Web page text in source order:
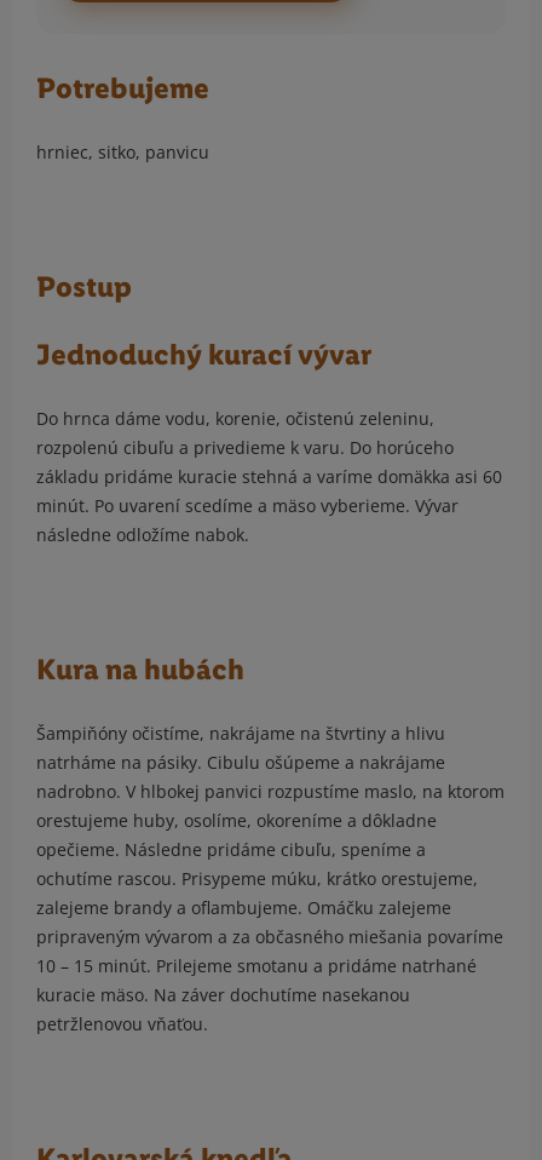
Potrebujeme
hrniec, sitko, panvicu
Postup
Jednoduchý kurací vývar
Do hrnca dáme vodu, korenie, očistenú zeleninu,
rozpolenú cibuľu a privedieme k varu. Do horúceho
základu pridáme kuracie stehná a varíme domäkka asi 60
minút. Po uvarení scedíme a mäso vyberieme. Vývar
následne odložíme nabok.
Kura na hubách
Šampiňóny očistíme, nakrájame na štvrtiny a hlivu
natrháme na pásiky. Cibulu ošúpeme a nakrájame
nadrobno. V hlbokej panvici rozpustíme maslo, na ktorom
orestujeme huby, osolíme, okoreníme a dôkladne
opečieme. Následne pridáme cibuľu, speníme a
ochutíme rascou. Prisypeme múku, krátko orestujeme,
zalejeme brandy a oflambujeme. Omáčku zalejeme
pripraveným vývarom a za občasného miešania povaríme
10 – 15 minút. Prilejeme smotanu a pridáme natrhané
kuracie mäso. Na záver dochutíme nasekanou
petržlenovou vňaťou.